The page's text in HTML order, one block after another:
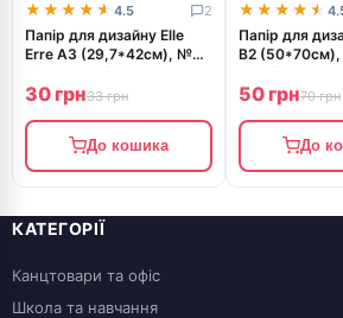
★★★★★
★★★★★ 4.5 2
Папір для дизайну Elle
Erre А3 (29,7*42см), №07
giallo, 220г/м2, жовтий,
дві текстури, Fabriano
30 грн33 грн
До кошика
★★★★★
★★★★★
Папір для
B2
200г/м2,
зерно
50 грн70 грн
До
КАТЕГОРІЇ
Канцтовари та офіс
Школа та навчання